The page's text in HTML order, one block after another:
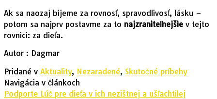
Ak sa naozaj bijeme za rovnosť, spravodlivosť, lásku –
potom sa najprv postavme za to najzraniteľnejšie v tejto
rovnici: za dieťa.
Autor : Dagmar
Pridané v Aktuality, Nezaradené, Skutočné príbehy
Navigácia v článkoch
Podporte Lúč pre dieťa v ich nezištnej a ušľachtilej